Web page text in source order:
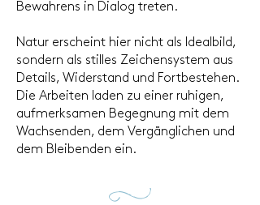
Bewahrens in Dialog treten.
Natur erscheint hier nicht als Idealbild,
sondern als stilles Zeichensystem aus
Details, Widerstand und Fortbestehen.
Die Arbeiten laden zu einer ruhigen,
aufmerksamen Begegnung mit dem
Wachsenden, dem Vergänglichen und
dem Bleibenden ein.
4